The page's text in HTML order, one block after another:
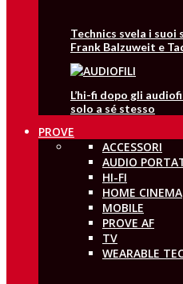
Technics svela i
Frank Balzuweit e
L’hi-fi dopo gli
solo a sé stesso
PROVE
ACCESSORI
AUDIO
HI-FI
HOME CINEMA
MOBILE
PROVE AF
TV
WEARABLE